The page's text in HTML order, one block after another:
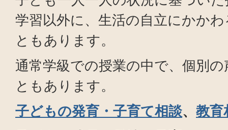
学習以外に、生活の自立にかか
ともあります。
通常学級での授業の中で、個別
ともあります。
子どもの発育・子育て相談、 教育